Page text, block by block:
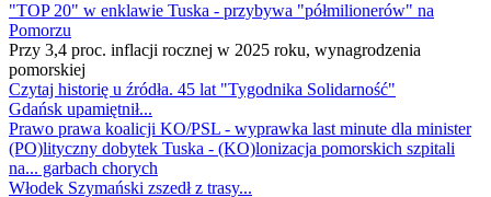
"TOP 20" w enklawie Tuska - przybywa "półmilionerów" na
Pomorzu
Przy 3,4 proc. inflacji rocznej w 2025 roku, wynagrodzenia
pomorskiej
Czytaj historię u źródła. 45 lat "Tygodnika Solidarność"
Gdańsk upamiętnił...
Prawo prawa koalicji KO/PSL - wyprawka last minute dla minister
(PO)lityczny dobytek Tuska - (KO)lonizacja pomorskich szpitali
na... garbach chorych
Włodek Szymański zszedł z trasy...